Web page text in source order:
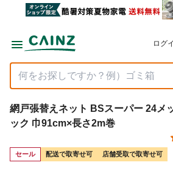
ログ
網戸張替えネット BSスーパー 24メ
ック 巾91cm×長さ2m巻
セール 配送で取寄せ可 店舗受取で取寄せ可